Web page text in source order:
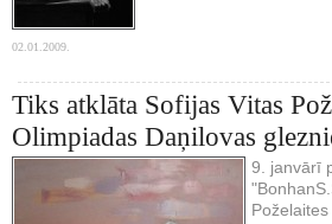
02.01.2009.
Tiks atklāta Sofijas Vitas
Olimpiadas Daņilovas
9. janvārī